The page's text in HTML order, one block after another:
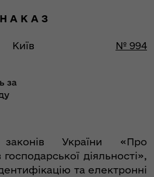
Н А К А З
Київ № 994
за
України «Про
діяльності»,
та електронні